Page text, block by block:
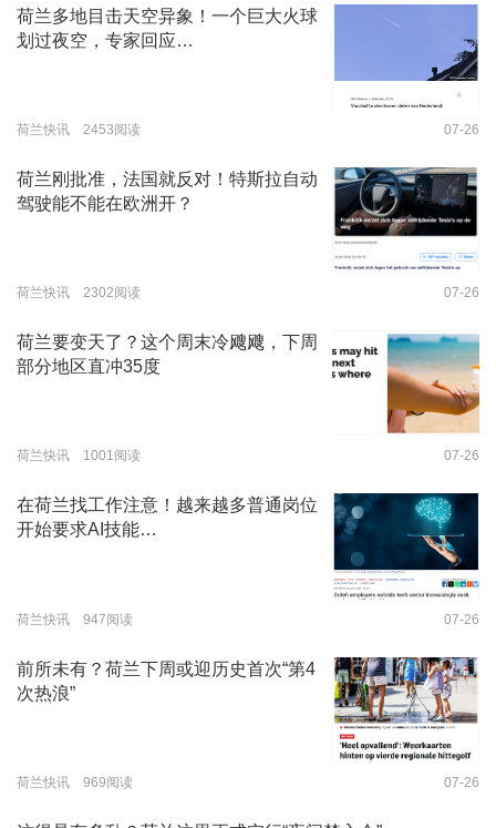
荷兰多地目击天空异象！一个巨大火球
划过夜空，专家回应…
荷兰快讯 2453阅读 07-26
荷兰刚批准，法国就反对！特斯拉自动
驾驶能不能在欧洲开？
荷兰快讯 2302阅读 07-26
荷兰要变天了？这个周末冷飕飕，下周
部分地区直冲35度
荷兰快讯 1001阅读 07-26
在荷兰找工作注意！越来越多普通岗位
开始要求AI技能…
荷兰快讯 947阅读 07-26
前所未有？荷兰下周或迎历史首次“第4
次热浪”
荷兰快讯 969阅读 07-26